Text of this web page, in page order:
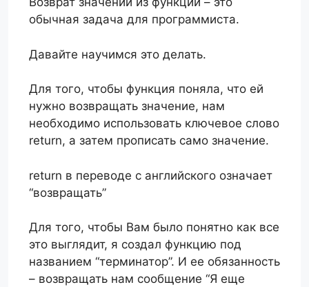
обычная задача для программиста.
Давайте научимся это делать.
Для того, чтобы функция поняла, что ей
нужно возвращать значение, нам
необходимо использовать ключевое слово
return, а затем прописать само значение.
return в переводе с английского означает
“возвращать”
Для того, чтобы Вам было понятно как все
это выглядит, я создал функцию под
названием “терминатор”. И ее обязанность
– возвращать нам сообщение “Я еще